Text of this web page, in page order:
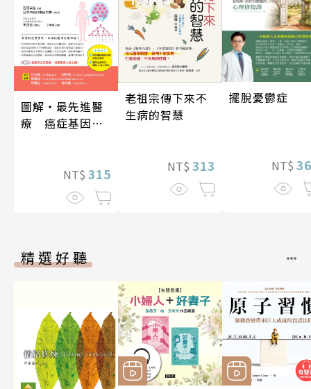
圖解‧最先進醫
療 癌症基因療
NT$ 315
老祖宗傳下來不
生病的智慧
NT$ 313
擺脫憂鬱症
NT$
精選好聽